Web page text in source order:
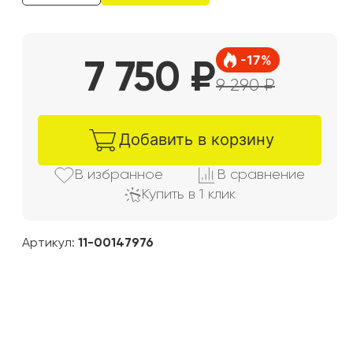
Артикул: 11-00147976
7 750 ₽ -17%
9 290₽
Добавить в корзину
В избранное В сравнение
Купить в 1 клик